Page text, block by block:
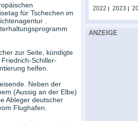
für Tschechen im
.
zur Seite, kündigte
Schiller-
helfen.
Neben der
(Aussig an der Elbe)
Ableger deutscher
Flughafen.
2022 | 2023 |
ANZEIGE